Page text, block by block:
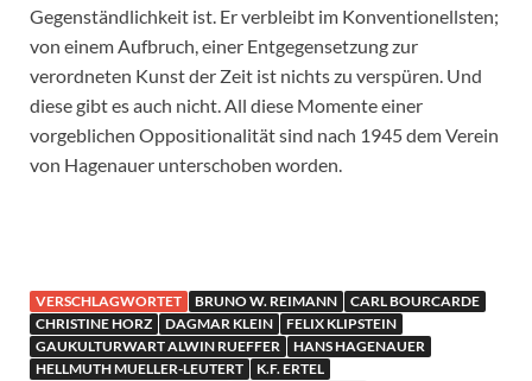
Gegenständlichkeit ist. Er verbleibt im Konventionellsten;
von einem Aufbruch, einer Entgegensetzung zur
verordneten Kunst der Zeit ist nichts zu verspüren. Und
diese gibt es auch nicht. All diese Momente einer
vorgeblichen Oppositionalität sind nach 1945 dem Verein
von Hagenauer unterschoben worden.
VERSCHLAGWORTET BRUNO W. REIMANN
CARL BOURCARDE
CHRISTINE HORZ
DAGMAR KLEIN
FELIX KLIPSTEIN
GAUKULTURWART ALWIN RUEFFER
HANS HAGENAUER
HELLMUTH MUELLER-LEUTERT
K.F. ERTEL